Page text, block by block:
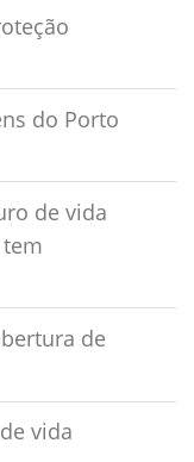
do Porto
de vida
de
vida